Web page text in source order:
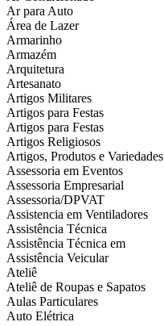
Ar para Auto
Área de Lazer
Armarinho
Armazém
Arquitetura
Artesanato
Artigos Militares
Artigos para Festas
Artigos para Festas
Artigos Religiosos
Artigos, Produtos e Variedades
Assessoria em Eventos
Assessoria Empresarial
Assessoria/DPVAT
Assistencia em Ventiladores
Assistência Técnica
Assistência Técnica em
Assistência Veicular
Ateliê
Ateliê de Roupas e Sapatos
Aulas Particulares
Auto Elétrica